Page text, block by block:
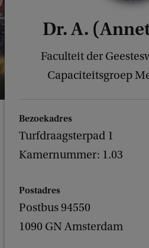
Dr. A.
Faculteit der
Capaciteitsgroep
Bezoekadres
Turfdraagsterpad 1
Kamernummer: 1.03
Postadres
Postbus 94550
1090 GN Amsterdam